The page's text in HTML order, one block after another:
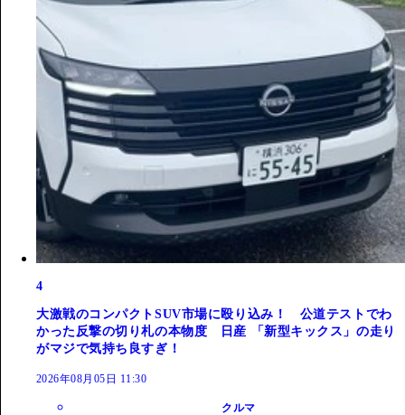
4
大激戦のコンパクトSUV市場に殴り込み！ 公道テストでわ
かった反撃の切り札の本物度 日産 「新型キックス」の走り
がマジで気持ち良すぎ！
2026年08月05日 11:30
クルマ